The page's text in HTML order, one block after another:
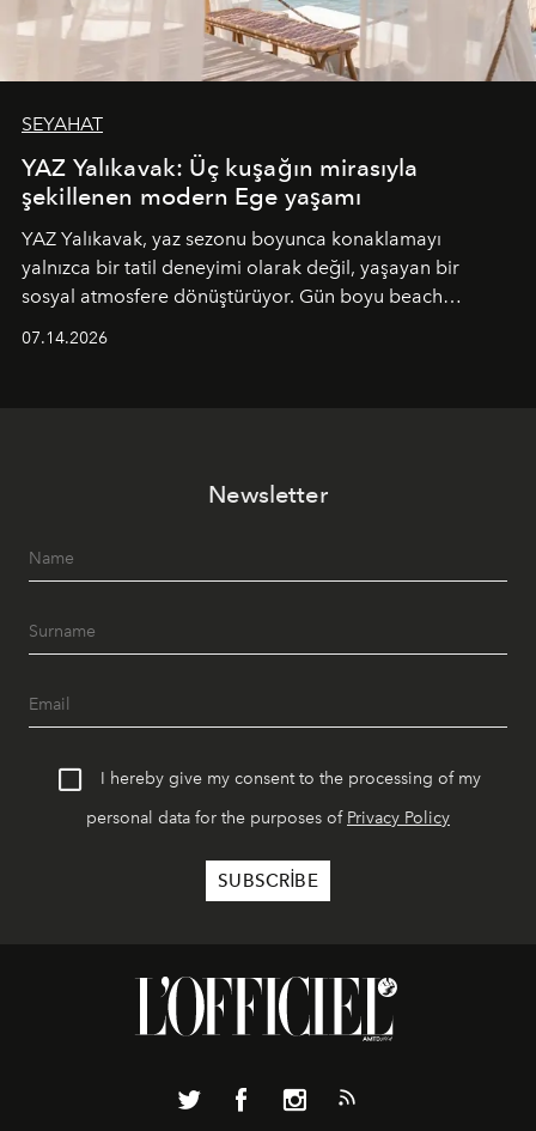
SEYAHAT
YAZ Yalıkavak: Üç kuşağın mirasıyla
şekillenen modern Ege yaşamı
YAZ Yalıkavak, yaz sezonu boyunca konaklamayı
yalnızca bir tatil deneyimi olarak değil, yaşayan bir
sosyal atmosfere dönüştürüyor. Gün boyu beach
geceye taşıyarak her hafta farklı bir deneyim sunuyor.
07.14.2026
Newsletter
I hereby give my consent to the processing of my
personal data for the purposes of Privacy Policy